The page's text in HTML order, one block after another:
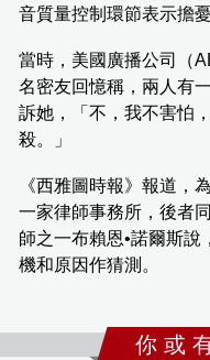
音質量控制環節表示擔
當時，美國廣播公司（
名密友回憶稱，兩人有
訴她，「不，我不害怕
殺。」
《西雅圖時報》報道，
一家律師事務所，後者
師之一布賴恩•諾爾斯
機和原因作猜測。
你 或